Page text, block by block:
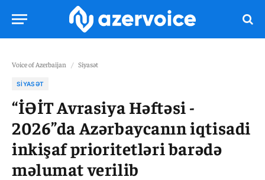
Voice of Azerbaijan / Siyasət
SIYASƏT
“İƏİT Avrasiya Həftəsi -
2026”da Azərbaycanın iqtisadi
inkişaf prioritetləri barədə
məlumat verilib